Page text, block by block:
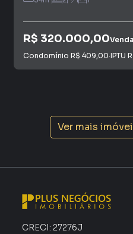
atendimento preparada
inquilinos.
R$ 320.000,00Venda
Condomínio R$ 409,00·IPTU
Ver mais
CRECI: 27276J